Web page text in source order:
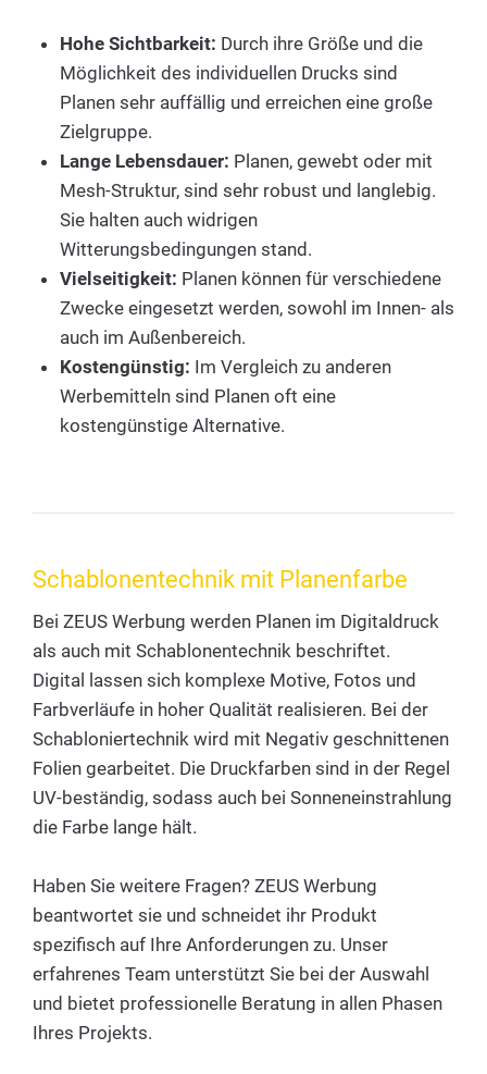
Hohe Sichtbarkeit: Durch ihre Größe und die
Möglichkeit des individuellen Drucks sind
Planen sehr auffällig und erreichen eine große
Zielgruppe.
Lange Lebensdauer: Planen, gewebt oder mit
Mesh-Struktur, sind sehr robust und langlebig.
Sie halten auch widrigen
Witterungsbedingungen stand.
Vielseitigkeit: Planen können für verschiedene
Zwecke eingesetzt werden, sowohl im Innen- als
auch im Außenbereich.
Kostengünstig: Im Vergleich zu anderen
Werbemitteln sind Planen oft eine
kostengünstige Alternative.
Schablonentechnik mit Planenfarbe
Bei ZEUS Werbung werden Planen im Digitaldruck
als auch mit Schablonentechnik beschriftet.
Digital lassen sich komplexe Motive, Fotos und
Farbverläufe in hoher Qualität realisieren. Bei der
Schabloniertechnik wird mit Negativ geschnittenen
Folien gearbeitet. Die Druckfarben sind in der Regel
UV-beständig, sodass auch bei Sonneneinstrahlung
die Farbe lange hält.
Haben Sie weitere Fragen? ZEUS Werbung
beantwortet sie und schneidet ihr Produkt
spezifisch auf Ihre Anforderungen zu. Unser
erfahrenes Team unterstützt Sie bei der Auswahl
und bietet professionelle Beratung in allen Phasen
Ihres Projekts.